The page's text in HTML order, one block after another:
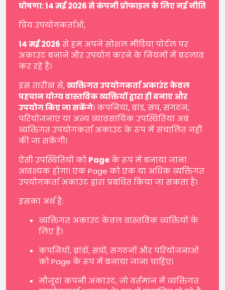
घोषणा: 14 मई 2026 से कंपनी प्रोफाइल के लिए नई नीति
प्रिय उपयोगकर्ताओं,
14 मई 2026 से हम अपने सोशल मीडिया पोर्टल पर
अकाउंट बनाने और उपयोग करने के नियमों में बदलाव
कर रहे हैं।
इस तारीख से,व्यक्तिगत उपयोगकर्ता अकाउंट केवल
पहचान योग्य वास्तविक व्यक्तियों द्वारा ही बनाए और
उपयोग किए जा सकेंगे। कंपनियां, ब्रांड, संघ, संगठन,
परियोजनाएं या अन्य व्यावसायिक उपस्थितियां अब
व्यक्तिगत उपयोगकर्ता अकाउंट के रूप में संचालित नहीं
की जा सकेंगी।
ऐसी उपस्थितियों को Pageके रूप में बनाया जाना
आवश्यक होगा। एक Page को एक या अधिक व्यक्तिगत
उपयोगकर्ता अकाउंट द्वारा प्रबंधित किया जा सकता है।
इसका अर्थ है:
व्यक्तिगत अकाउंट केवल वास्तविक व्यक्तियों के
लिए हैं।
कंपनियों, ब्रांडों, संघों, संगठनों और परियोजनाओं
को Page के रूप में बनाया जाना चाहिए।
मौजूदा कंपनी अकाउंट, जो वर्तमान में व्यक्तिगत